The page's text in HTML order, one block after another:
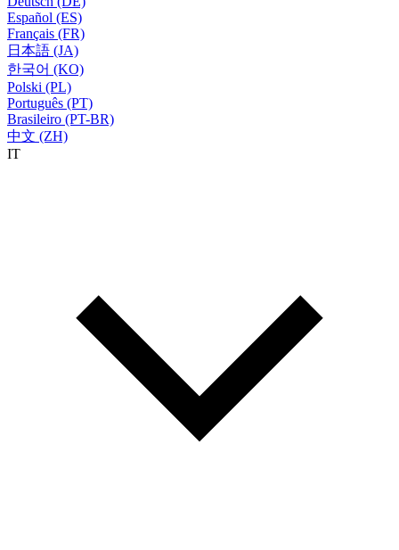
Español (ES)
Français (FR)
日本語 (JA)
한국어 (KO)
Polski (PL)
Português (PT)
Brasileiro (PT-BR)
中文 (ZH)
IT